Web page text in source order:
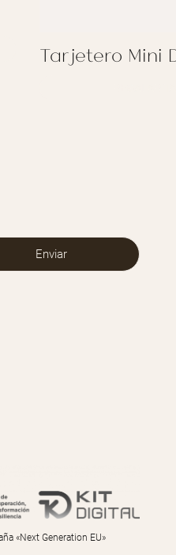
Tarjetero Mini
«Next Generation EU»